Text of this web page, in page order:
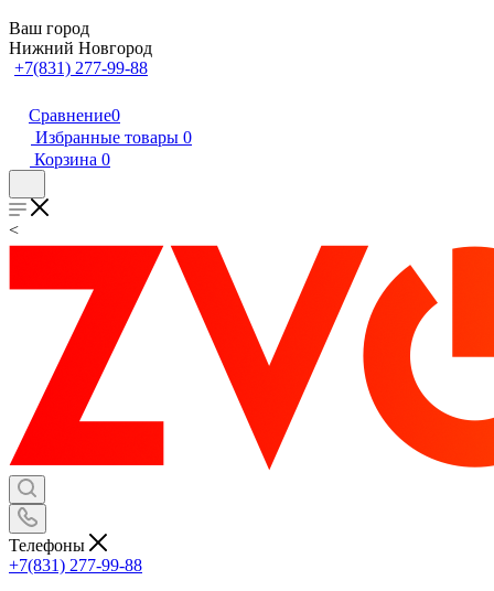
Ваш город
Нижний Новгород
+7(831) 277-99-88
Сравнение0
Избранные товары 0
Корзина 0
<
Телефоны
+7(831) 277-99-88